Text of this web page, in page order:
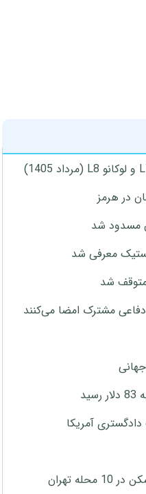
در هرمز
مسدود شد
معرفی شد
شد
دفاعی مشترک امضا می‌کنند
تهران